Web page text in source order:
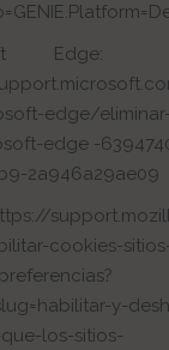
Edge:
edge/
edge -
2a946a29ae09
cookies-
y-
los-sitios-